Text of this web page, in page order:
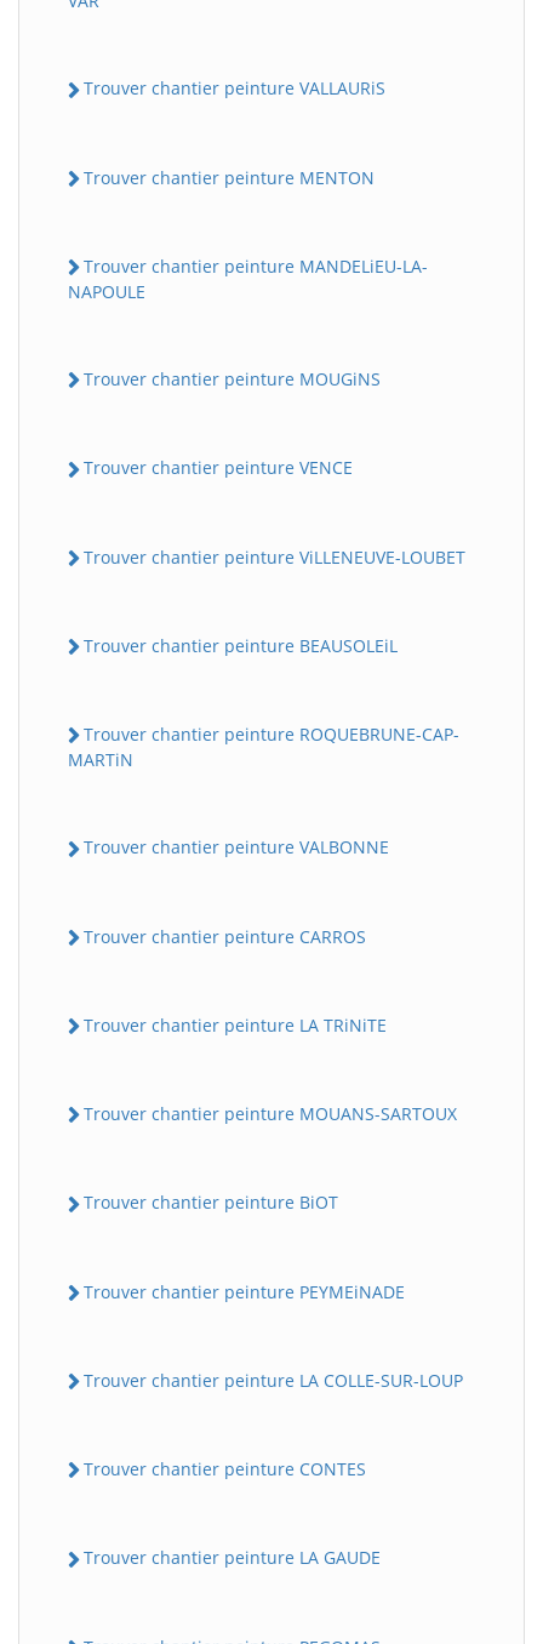
Trouver chantier peinture VALLAURiS
Trouver chantier peinture MENTON
Trouver chantier peinture MANDELiEU-LA-
NAPOULE
Trouver chantier peinture MOUGiNS
Trouver chantier peinture VENCE
Trouver chantier peinture ViLLENEUVE-LOUBET
Trouver chantier peinture BEAUSOLEiL
Trouver chantier peinture ROQUEBRUNE-CAP-
MARTiN
Trouver chantier peinture VALBONNE
Trouver chantier peinture CARROS
Trouver chantier peinture LA TRiNiTE
Trouver chantier peinture MOUANS-SARTOUX
Trouver chantier peinture BiOT
Trouver chantier peinture PEYMEiNADE
Trouver chantier peinture LA COLLE-SUR-LOUP
Trouver chantier peinture CONTES
Trouver chantier peinture LA GAUDE